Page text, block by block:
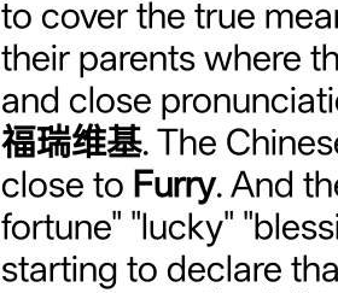
to cover the true
their parents where
and close
福瑞维基. The
close to Furry. And
fortune" "lucky"
starting to declare